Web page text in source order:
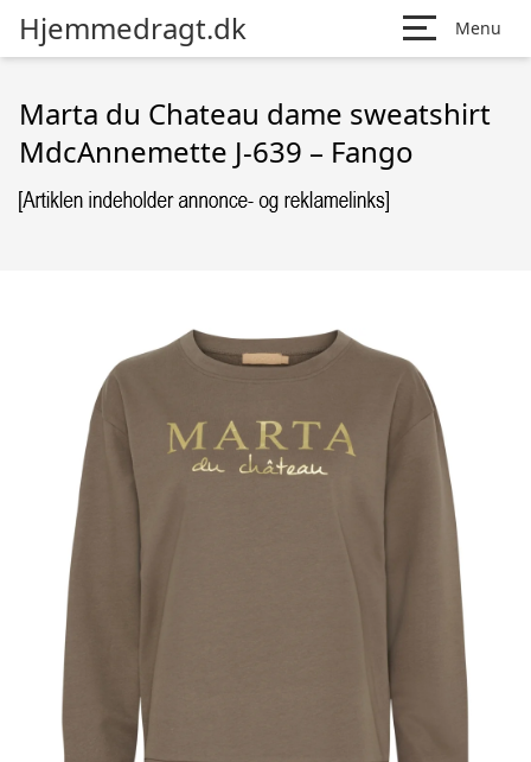
Hjemmedragt.dk Menu
Marta du Chateau dame sweatshirt
MdcAnnemette J-639 – Fango